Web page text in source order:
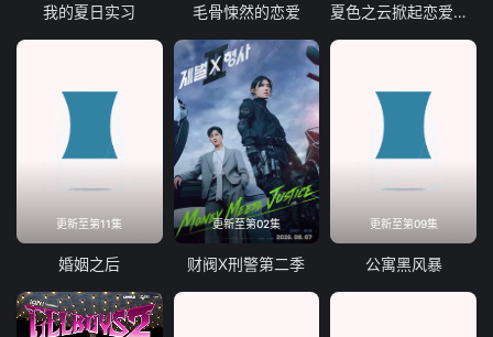
我的夏日实习 毛骨悚然的恋爱 夏色之云掀起恋爱与风暴
更新至第11集
婚姻之后
更新至第02集
财阀X刑警第二季
更新至第09集
公寓黑风暴